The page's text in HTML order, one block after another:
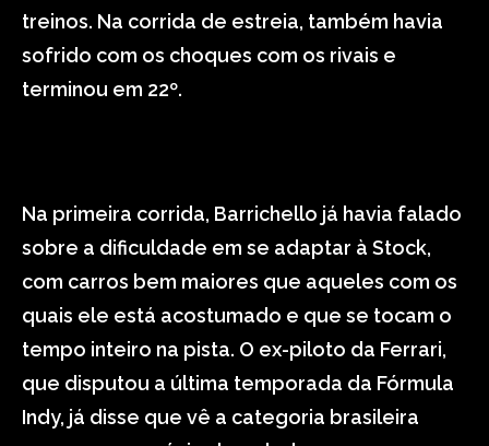
treinos. Na corrida de estreia, também havia
sofrido com os choques com os rivais e
terminou em 22º.
Na primeira corrida, Barrichello já havia falado
sobre a dificuldade em se adaptar à Stock,
com carros bem maiores que aqueles com os
quais ele está acostumado e que se tocam o
tempo inteiro na pista. O ex-piloto da Ferrari,
que disputou a última temporada da Fórmula
Indy, já disse que vê a categoria brasileira